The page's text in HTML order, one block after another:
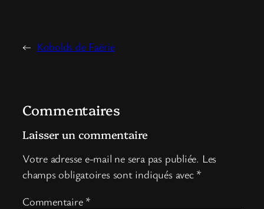
← Kobolds de Faërie
Commentaires
Laisser un commentaire
Votre adresse e-mail ne sera pas publiée. Les
champs obligatoires sont indiqués avec *
Commentaire *